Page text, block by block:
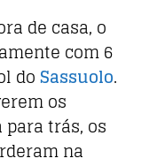
de casa, o
com 6
doSassuolo.
os
trás, os
na